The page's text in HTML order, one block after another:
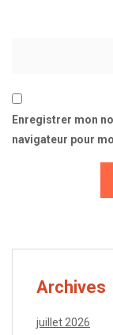
Enregistrer mon
navigateur pour
Archives
juillet 2026